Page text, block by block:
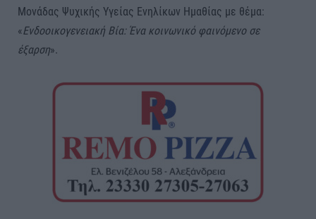
Μονάδας Ψυχικής Υγείας Ενηλίκων Ημαθίας με θέμα:
«Ενδοοικογενειακή Βία: Ένα κοινωνικό φαινόμενο σε
έξαρση».